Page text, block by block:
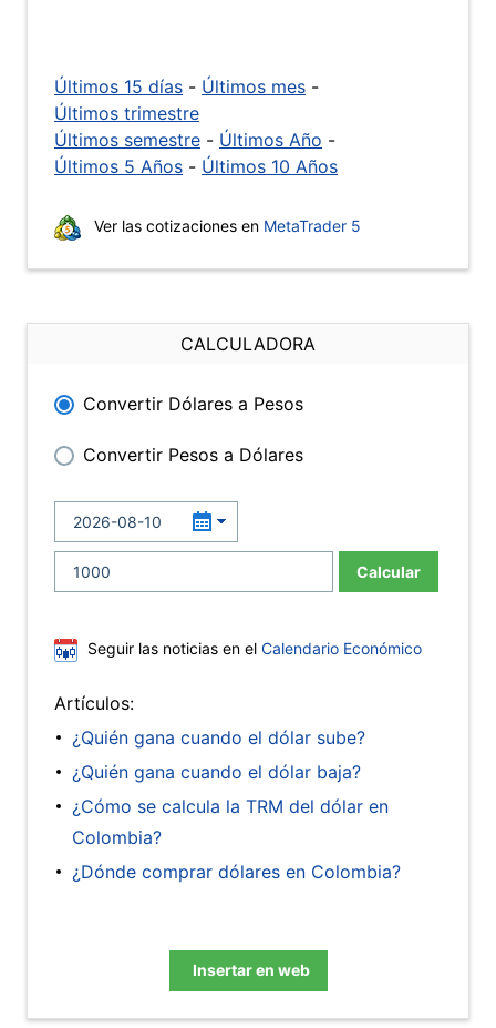
Últimos 15 días - Últimos mes -
Últimos trimestre
Últimos semestre - Últimos Año -
Últimos 5 Años - Últimos 10 Años
Ver las cotizaciones en MetaTrader 5
CALCULADORA
Convertir Dólares a Pesos
Convertir Pesos a Dólares
Calcular
Seguir las noticias en el Calendario Económico
Artículos:
¿Quién gana cuando el dólar sube?
¿Quién gana cuando el dólar baja?
¿Cómo se calcula la TRM del dólar en
Colombia?
¿Dónde comprar dólares en Colombia?
Insertar en web